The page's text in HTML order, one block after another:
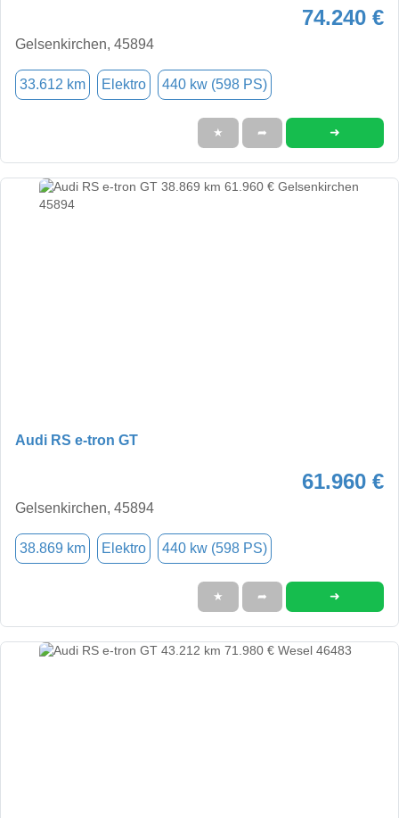
74.240 €
Gelsenkirchen, 45894
33.612 km Elektro 440 kw (598 PS)
★ ➦ ➜
Audi RS e-tron GT
61.960 €
Gelsenkirchen, 45894
38.869 km Elektro 440 kw (598 PS)
★ ➦ ➜